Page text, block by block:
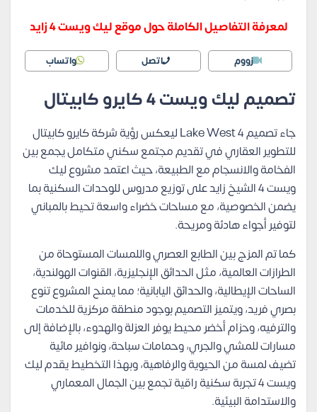
لمعرفة التفاصيل الكاملة حول موقع ليك ويست 4 زايد
زووم اتصل واتساب
تصميم ليك ويست 4 كايرو كابيتال
جاء تصميم Lake West 4 ليعكس رؤية شركة كايرو كابيتال
للتطوير العقاري في تقديم مجتمع سكني متكامل يجمع بين
الفخامة والانسجام مع الطبيعة، حيث اعتمد مشروع ليك
ويست 4 الشيخ زايد على توزيع مدروس للوحدات السكنية بما
يضمن الخصوصية، مع مساحات خضراء واسعة تحيط بالمباني
لتوفير أجواء هادئة ومريحة.
كما تم المزج بين الطابع العصري واللمسات المستوحاة من
الطرازات العالمية، مثل الحدائق الإنجليزية، القنوات الهولندية،
الساحات الإيطالية، والحدائق اليابانية؛ مما يمنح المشروع تنوع
بصري فريد، ويتميز التصميم بوجود منطقة مركزية للخدمات
والترفيه، وحزام أخضر محيط يوفر العزلة والهدوء، بالإضافة إلى
مسارات للمشي والجري، وحمامات سباحة، ونوافير مائية
تضيف لمسة من الحيوية والرفاهية، وبهذا التخطيط يقدم ليك
ويست 4 تجربة سكنية راقية تجمع بين الجمال المعماري
والاستدامة البيئية.